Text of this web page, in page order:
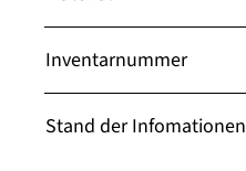
Inventarnummer
Stand der Infomationen